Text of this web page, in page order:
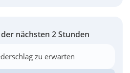
nächsten 2 Stunden
zu erwarten